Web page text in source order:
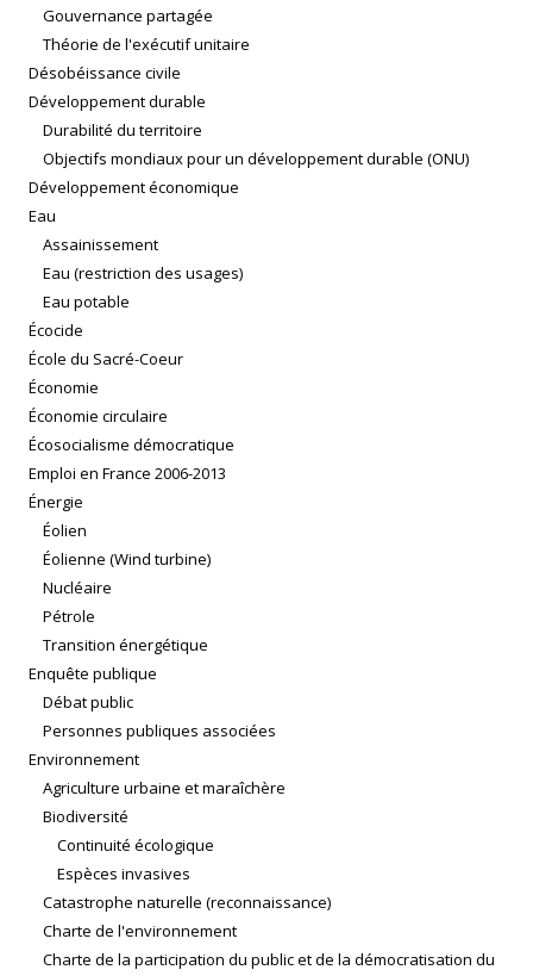
Gouvernance partagée
Théorie de l'exécutif unitaire
Désobéissance civile
Développement durable
Durabilité du territoire
Objectifs mondiaux pour un développement durable (ONU)
Développement économique
Eau
Assainissement
Eau (restriction des usages)
Eau potable
Écocide
École du Sacré-Coeur
Économie
Économie circulaire
Écosocialisme démocratique
Emploi en France 2006-2013
Énergie
Éolien
Éolienne (Wind turbine)
Nucléaire
Pétrole
Transition énergétique
Enquête publique
Débat public
Personnes publiques associées
Environnement
Agriculture urbaine et maraîchère
Biodiversité
Continuité écologique
Espèces invasives
Catastrophe naturelle (reconnaissance)
Charte de l'environnement
Charte de la participation du public et de la démocratisation du